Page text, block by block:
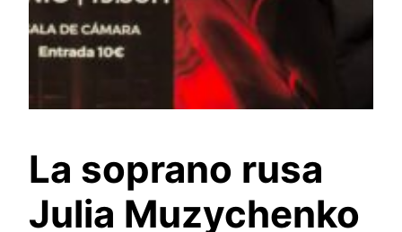
La soprano rusa
Julia Muzychenko